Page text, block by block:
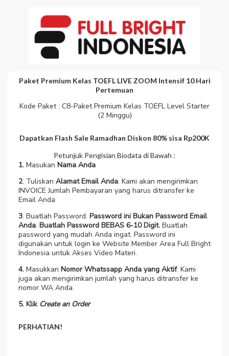
Paket Premium Kelas TOEFL LIVE ZOOM Intensif 10 Hari
Pertemuan
Kode Paket : C8-Paket Premium Kelas TOEFL Level Starter
(2 Minggu)
Dapatkan Flash Sale Ramadhan Diskon 80% sisa Rp200K
Petunjuk Pengisian Biodata di Bawah :
1. Masukan Nama Anda
2. Tuliskan Alamat Email Anda. Kami akan mengirimkan
INVOICE Jumlah Pembayaran yang harus ditransfer ke
Email Anda
3. Buatlah Password. Password ini Bukan Password Email
Anda. Buatlah Password BEBAS 6-10 Digit. Buatlah
password yang mudah Anda ingat. Password ini
digunakan untuk login ke Website Member Area Full Bright
Indonesia untuk Akses Video Materi.
4. Masukkan Nomor Whatssapp Anda yang Aktif. Kami
juga akan mengirimkan jumlah yang harus ditransfer ke
nomor WA Anda.
5. Klik Create an Order
PERHATIAN!